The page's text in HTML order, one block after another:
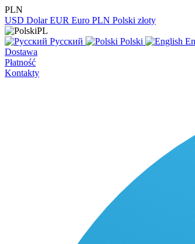
PLN
USD Dolar EUR Euro PLN Polski złoty
PL
Русский
Polski
Dostawa
Płatność
Kontakty